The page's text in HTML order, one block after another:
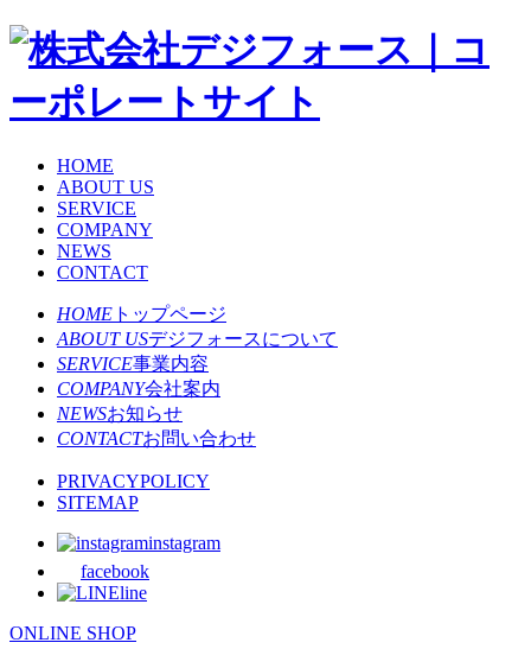
HOME
ABOUT US
SERVICE
COMPANY
NEWS
CONTACT
HOME トップページ
ABOUT USデジフォースについて
SERVICE事業内容
COMPANY会社案内
NEWSお知らせ
CONTACTお問い合わせ
PRIVACYPOLICY
SITEMAP
instagram
facebook
line
ONLINE SHOP